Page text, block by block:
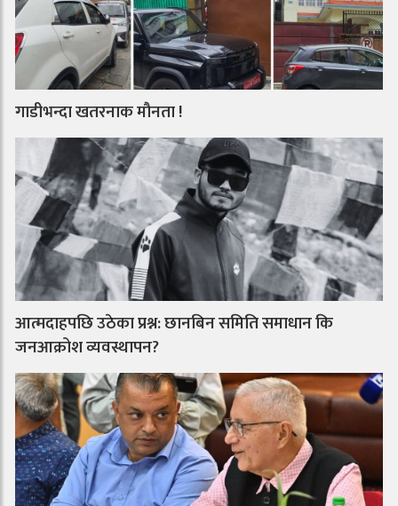
गाडीभन्दा खतरनाक मौनता !
आत्मदाहपछि उठेका प्रश्न: छानबिन समिति समाधान कि
जनआक्रोश व्यवस्थापन?